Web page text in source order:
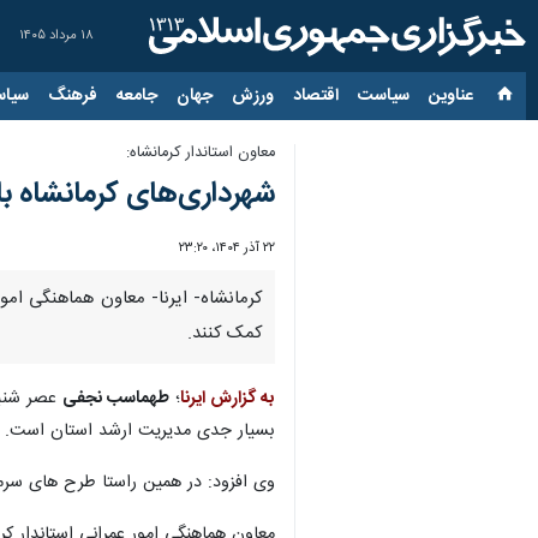
۱۸ مرداد ۱۴۰۵
عناوین‌ سیاست اقتصاد ورزش جهان جامعه فرهنگ
معاون استاندار کرمانشاه:
شهرداری‌های کرمانشاه
۲۲ آذر ۱۴۰۴، ۲۳:۲۰